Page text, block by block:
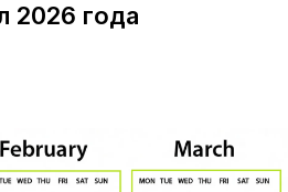
2026 года